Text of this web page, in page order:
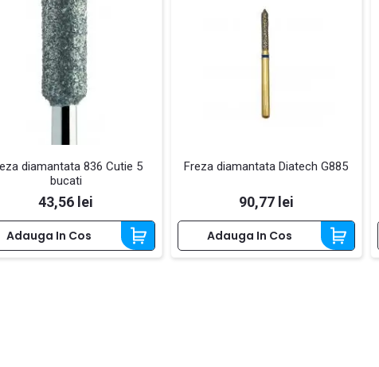
diamantata 836 Cutie 5
bucati
Pret
43,56 lei
Adauga In Cos
Freza diamantata Diatech G885
Pret
90,77 lei
Adauga In Cos